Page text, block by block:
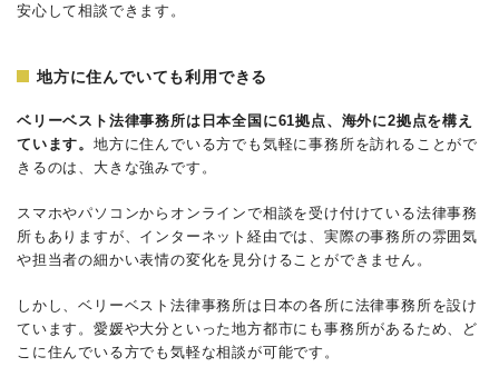
安心して相談できます。
地方に住んでいても利用できる
ベリーベスト法律事務所は日本全国に61拠点、海外に2拠点を構え
ています。 地方に住んでいる方でも気軽に事務所を訪れることがで
きるのは、大きな強みです。
スマホやパソコンからオンラインで相談を受け付けている法律事務
所もありますが、インターネット経由では、実際の事務所の雰囲気
や担当者の細かい表情の変化を見分けることができません。
しかし、ベリーベスト法律事務所は日本の各所に法律事務所を設け
ています。愛媛や大分といった地方都市にも事務所があるため、ど
こに住んでいる方でも気軽な相談が可能です。